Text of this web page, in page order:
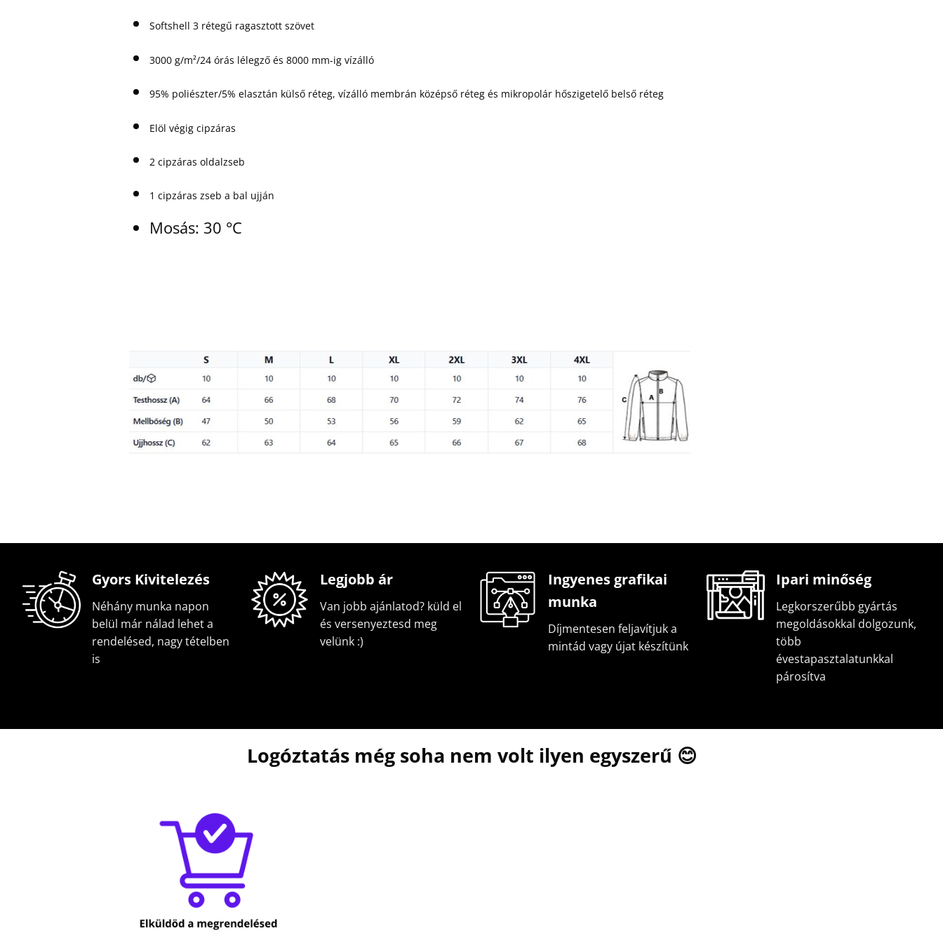
Softshell 3 rétegű ragasztott szövet
3000 g/m²/24 órás lélegző és 8000 mm-ig vízálló
95% poliészter/5% elasztán külső réteg, vízálló membrán középső réteg és mikropolár hőszigetelő belső réteg
Elöl végig cipzáras
2 cipzáras oldalzseb
1 cipzáras zseb a bal ujján
Mosás: 30 °C
Gyors Kivitelezés
Néhány munka napon
belül már nálad lehet a
rendelésed, nagy tételben
is
Legjobb ár
Van jobb ajánlatod? küld el
és versenyeztesd meg
velünk :)
Ingyenes grafikai
munka
Díjmentesen feljavítjuk a
mintád vagy újat készítünk
Ipari minőség
Legkorszerűbb gyártás
megoldásokkal dolgozunk,
több
évestapasztalatunkkal
párosítva
Logóztatás még soha nem volt ilyen egyszerű 😊